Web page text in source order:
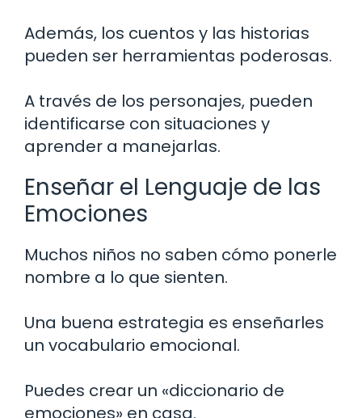
Además, los cuentos y las historias
pueden ser herramientas poderosas.
A través de los personajes, pueden
identificarse con situaciones y
aprender a manejarlas.
Enseñar el Lenguaje de las
Emociones
Muchos niños no saben cómo ponerle
nombre a lo que sienten.
Una buena estrategia es enseñarles
un vocabulario emocional.
Puedes crear un «diccionario de
emociones» en casa.